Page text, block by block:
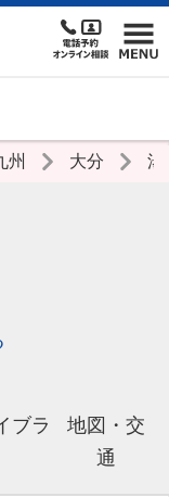
州 大分
ブラ
地図・交
通